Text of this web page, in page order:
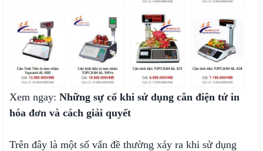
Xem ngay: Những sự cố khi sử dụng cân điện tử in
hóa đơn và cách giải quyết
Trên đây là một số vấn đề thường xảy ra khi sử dụng